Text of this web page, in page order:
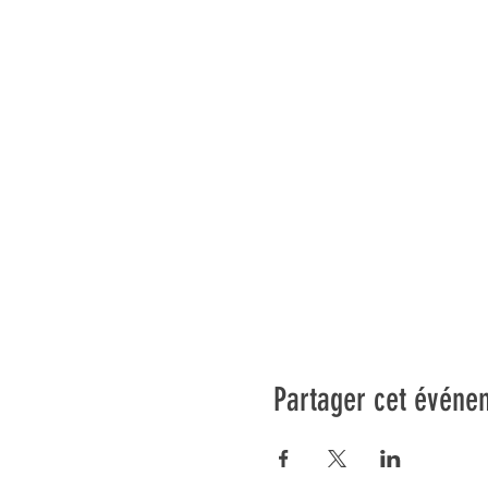
Partager cet